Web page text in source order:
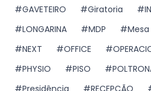
GAVETEIRO
Giratoria
LONGARINA
MDP Mesa
NEXT
OFFICE
PHYSIO
PISO